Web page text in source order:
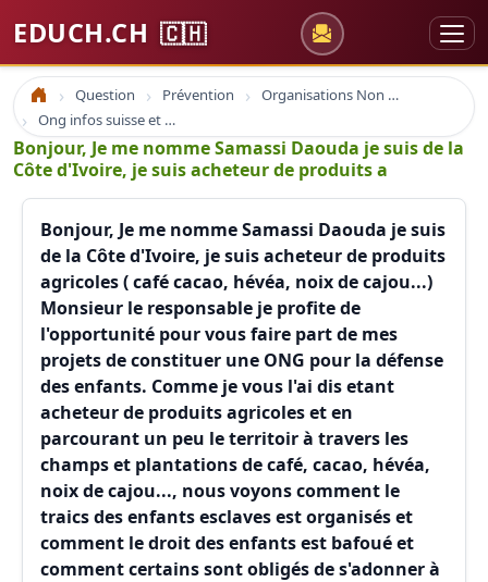
EDUCH.CH 🇨🇭
Accueil Question Prévention
Organisations Non Gouvernementales
Ong infos suisse et à l'étranger
Bonjour, Je me nomme Samassi Daouda je suis de la
Côte d'Ivoire, je suis acheteur de produits a
Bonjour, Je me nomme Samassi Daouda je suis
de la Côte d'Ivoire, je suis acheteur de produits
agricoles ( café cacao, hévéa, noix de cajou...)
Monsieur le responsable je profite de
l'opportunité pour vous faire part de mes
projets de constituer une ONG pour la défense
des enfants. Comme je vous l'ai dis etant
acheteur de produits agricoles et en
parcourant un peu le territoir à travers les
champs et plantations de café, cacao, hévéa,
noix de cajou..., nous voyons comment le
traics des enfants esclaves est organisés et
comment le droit des enfants est bafoué et
comment certains sont obligés de s'adonner à